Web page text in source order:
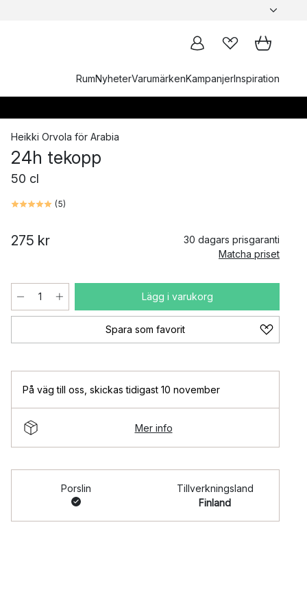
RumNyheterVarumärkenKampanjerInspiration
Heikki Orvola för Arabia
24h tekopp
50 cl
(5)
275 kr
30 dagars prisgaranti
Matcha priset
Lägg i varukorg
Spara som favorit
På väg till oss skickas tidigast 10 november
Mer info
Porslin
Tillverkningsland
Finland